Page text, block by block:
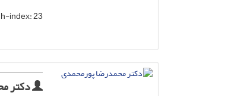
h-index:23
دکتر